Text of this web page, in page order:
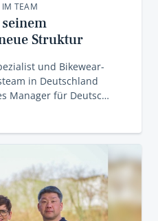
IM TEAM
Struktur
und Bikewear-
in Deutschland
Manager für Deutsc…